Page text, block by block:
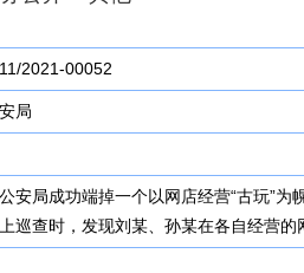
2021-00052
局
安局成功端掉一个以网店经营“古玩”
巡查时， 发现刘某、孙某在各自经营的